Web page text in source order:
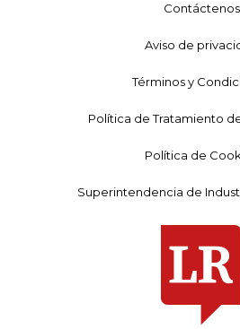
Contáctenos
Aviso de
Términos y
Política de Tratamiento
Política de
Superintendencia de